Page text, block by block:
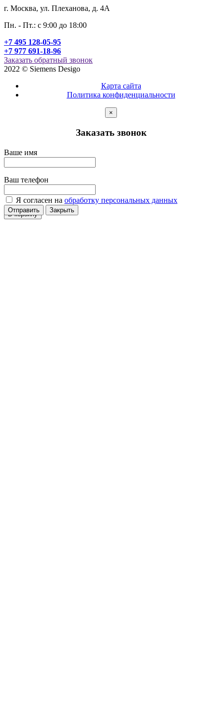
В корзину
В корзину
В корзину
г. Москва, ул. Плеханова, д. 4А
Пн. - Пт.: c 9:00 до 18:00
+7 495 128-05-95
+7 977 691-18-96
Заказать обратный звонок
2022 © Siemens Desigo
Карта сайта
Политика конфиденциальности
×
Заказать звонок
Ваше имя
Ваш телефон
Я согласен на обработку персональных данных
Отправить Закрыть